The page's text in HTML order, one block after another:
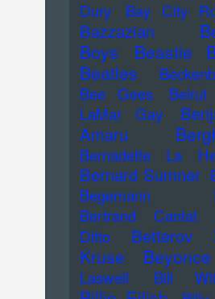
Dury
Bay City
Bazzazian
Boys
Beastie
Beatles
Bee Gees
Beirut
LaMar Gay
Amaru
Bernadette La
Bernard Sumner
Begemann
Bertrand Cantat
Ditto
Betterov
Kruse
Beyonce
Laswell
Bill